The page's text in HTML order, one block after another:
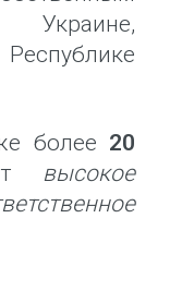
Украине,
более 20
высокое